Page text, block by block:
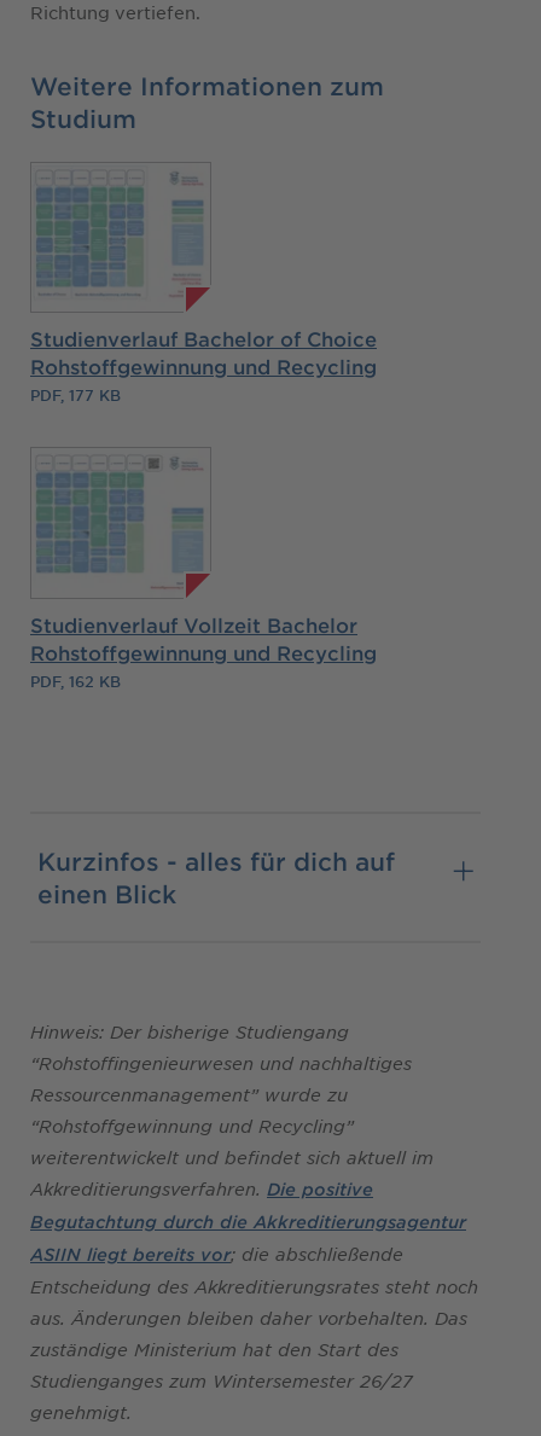
Richtung vertiefen.
Weitere Informationen zum
Studium
Studienverlauf Bachelor of Choice
Rohstoffgewinnung und Recycling
PDF, 177 KB
Studienverlauf Vollzeit Bachelor
Rohstoffgewinnung und Recycling
PDF, 162 KB
Kurzinfos - alles für dich auf
einen Blick
Hinweis: Der bisherige Studiengang
“Rohstoffingenieurwesen und nachhaltiges
Ressourcenmanagement” wurde zu
“Rohstoffgewinnung und Recycling”
weiterentwickelt und befindet sich aktuell im
Akkreditierungsverfahren. Die positive
Begutachtung durch die Akkreditierungsagentur
ASIIN liegt bereits vor; die abschließende
Entscheidung des Akkreditierungsrates steht noch
aus. Änderungen bleiben daher vorbehalten. Das
zuständige Ministerium hat den Start des
Studienganges zum Wintersemester 26/27
genehmigt.